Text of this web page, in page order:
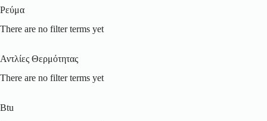
Ρεύμα
There are no filter terms yet
Αντλίες Θερμότητας
There are no filter terms yet
Btu